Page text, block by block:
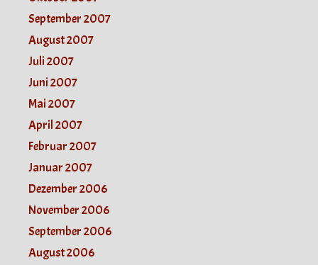
September 2007
August 2007
Juli 2007
Juni 2007
Mai 2007
April 2007
Februar 2007
Januar 2007
Dezember 2006
November 2006
September 2006
August 2006